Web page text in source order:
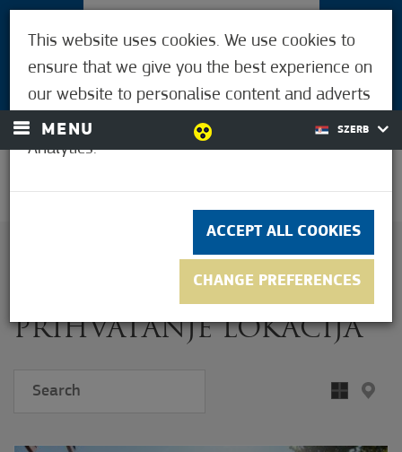
LOGIN
MENU SZERB
26,1°C
PRIHVATANJE LOKACIJA
PRIHVATANJE LOKACIJA
This website uses cookies. We use cookies to
ensure that we give you the best experience on
our website to personalise content and adverts
and to analyse our traffic using Google
Analytics.
ACCEPT ALL COOKIES
CHANGE PREFERENCES